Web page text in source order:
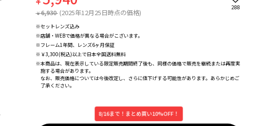
¥ 6,930 (2025年12月25日時点の価格)
288
※セットレンズ込み
※店舗・WEBで価格が異なる場合がこざいます。
※フレーム1年間、レンズ6ヶ月保証
※￥3,300(税込)以上で日本全国送料無料
※本商品は、現在表示している限定販売期間終了後も、同様の価格で販売を継続または再度実
施する場合があります。
なお、販売価格については今後改定し、さらに値下げする可能性があります。あらかじめご
了承ください。
8/16まで！まとめ買い10%OFF！